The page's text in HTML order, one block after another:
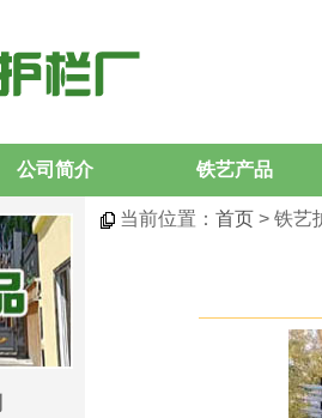
公司简介 铁艺产品
当前位置： 首页 > 铁艺